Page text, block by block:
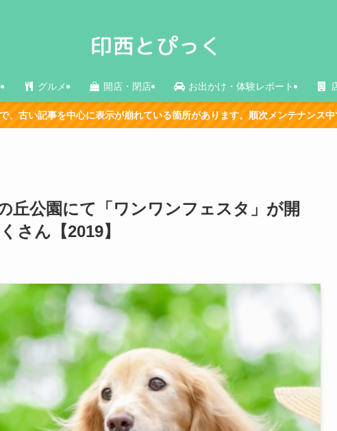
グルメ 開店・閉店 お出かけ・体験レポート
いる箇所があります。順次メンテナンス中です。
丘公園にて「ワンワンフェスタ」が開
さん【2019】